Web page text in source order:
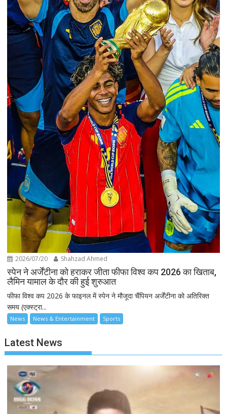
2026/07/20 Shahzad Ahmed
स्पेन ने अर्जेंटीना को हराकर जीता फीफा विश्व कप 2026 का खिताब,
लैमिन यामाल के दौर की हुई शुरुआत
फीफा विश्व कप 2026 के फाइनल में स्पेन ने मौजूदा चैंपियन अर्जेंटीना को अतिरिक्त
समय (एक्स्ट्रा...
News News & Entertainment Sports
Latest News